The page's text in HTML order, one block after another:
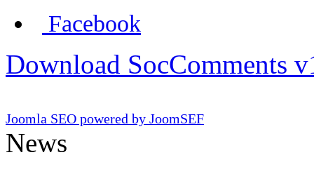
Facebook
Download SocComments
Joomla SEO powered by JoomSEF
News